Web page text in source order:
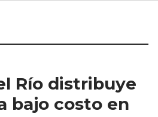
Río distribuye
bajo costo en